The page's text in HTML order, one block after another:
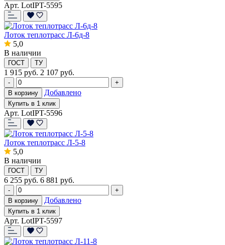
Арт. LotIPT-5595
Лоток теплотрасс Л-6д-8
5,0
В наличии
ГОСТ ТУ
1 915 руб. 2 107 руб.
-
+
В корзину
Добавлено
Купить в 1 клик
Арт. LotIPT-5596
Лоток теплотрасс Л-5-8
5,0
В наличии
ГОСТ ТУ
6 255 руб. 6 881 руб.
-
+
В корзину
Добавлено
Купить в 1 клик
Арт. LotIPT-5597